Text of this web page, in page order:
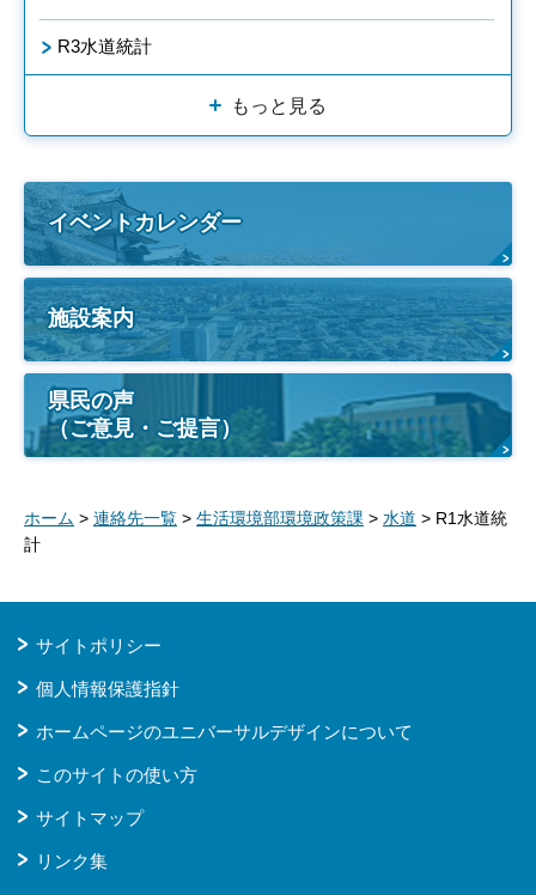
R3水道統計
もっと見る
イベントカレンダー
施設案内
県民の声
（ご意見・ご提言）
ホーム > 連絡先一覧 > 生活環境部環境政策課 > 水道 > R1水道統
計
サイトポリシー
個人情報保護指針
ホームページのユニバーサルデザインについて
このサイトの使い方
サイトマップ
リンク集